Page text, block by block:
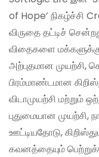
of Hope’ நிகழ்ச்சி
விருதை தட்டிச்
விதைகளை
அற்புதமான முயற்சி,
பிரம்மாண்டமான
விடாமுயற்சி மற்றும்
புதுமையான முயற்சி,
ஊட்டியதோடு,
கவனத்தையும்